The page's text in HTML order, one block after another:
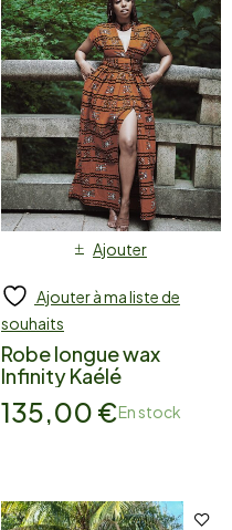
Ajouter
Ajouter à ma liste de
souhaits
Robe longue wax
Infinity Kaélé
135,00 €En stock